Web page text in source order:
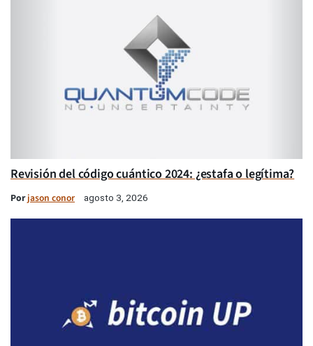
Revisión del código cuántico 2024: ¿estafa o legítima?
Porjason conor agosto 3, 2026